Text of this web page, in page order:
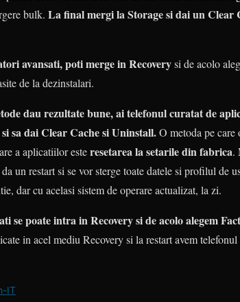
bulk. La final mergi la Storage si dai un Clear
avansati, poti merge in Recoverysi de acolo
de la dezinstalari.
dau rezultate bune, ai telefonul curatat de
sa dai Clear Cache si Uninstall.O metoda pe
a aplicatiilor esteresetarea la setarile din fabrica.
un restart si se vor sterge toate datele si profilul de
dar cu acelasi sistem de operare actualizat, la zi.
se poate intra in Recovery si de acolo alegem
in acel mediu Recovery si la restart avem
IT